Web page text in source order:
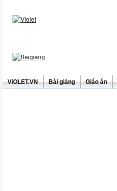
ViOLET.VN Bài giảng Giáo án